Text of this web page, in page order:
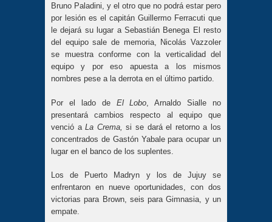
Bruno Paladini, y el otro que no podrá estar pero
por lesión es el capitán Guillermo Ferracuti que
le dejará su lugar a Sebastián Benega El resto
del equipo sale de memoria, Nicolás Vazzoler
se muestra conforme con la verticalidad del
equipo y por eso apuesta a los mismos
nombres pese a la derrota en el último partido.
Por el lado de El Lobo , Arnaldo Sialle no
presentará cambios respecto al equipo que
venció aLa Crema,si se dará el retorno a los
concentrados de Gastón Yabale para ocupar un
lugar en el banco de los suplentes.
Los de Puerto Madryn y los de Jujuy se
enfrentaron en nueve oportunidades, con dos
victorias para Brown, seis para Gimnasia, y un
empate.